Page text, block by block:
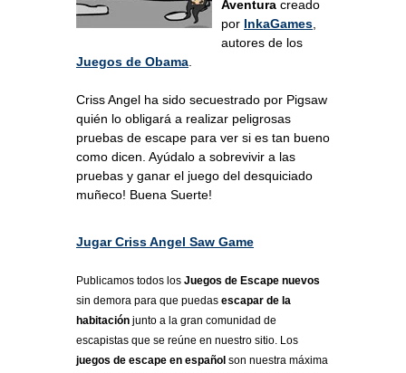
Aventura creado
por InkaGames,
autores de los
Juegos de Obama.
Criss Angel ha sido secuestrado por Pigsaw
quién lo obligará a realizar peligrosas
pruebas de escape para ver si es tan bueno
como dicen. Ayúdalo a sobrevivir a las
pruebas y ganar el juego del desquiciado
muñeco! Buena Suerte!
Jugar Criss Angel Saw Game
Publicamos todos los Juegos de Escape nuevos
sin demora para que puedas escapar de la
habitación junto a la gran comunidad de
escapistas que se reúne en nuestro sitio. Los
juegos de escape en español son nuestra máxima